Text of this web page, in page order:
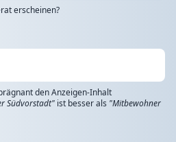
erscheinen?
den Anzeigen-Inhalt
Südvorstadt" ist besser als "Mitbewohner